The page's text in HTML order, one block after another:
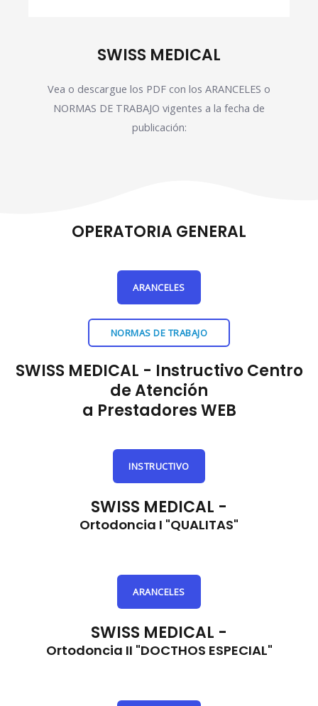
SWISS MEDICAL
Vea o descargue los PDF con los ARANCELES o
NORMAS DE TRABAJO vigentes a la fecha de
publicación:
OPERATORIA GENERAL
ARANCELES
NORMAS DE TRABAJO
SWISS MEDICAL - Instructivo Centro
de Atención
a Prestadores WEB
INSTRUCTIVO
SWISS MEDICAL -
Ortodoncia I "QUALITAS"
ARANCELES
SWISS MEDICAL -
Ortodoncia II "DOCTHOS ESPECIAL"